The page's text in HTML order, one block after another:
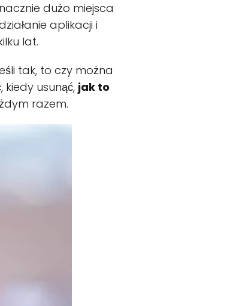
dużo miejsca
aplikacji i
lat.
tak, to czy można
usunąć, jak to
razem.